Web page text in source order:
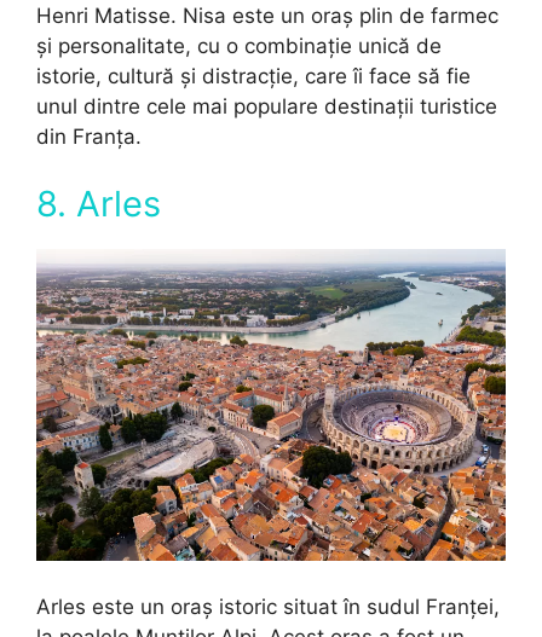
Henri Matisse. Nisa este un oraș plin de farmec
și personalitate, cu o combinație unică de
istorie, cultură și distracție, care îi face să fie
unul dintre cele mai populare destinații turistice
din Franța.
8. Arles
Arles este un oraș istoric situat în sudul Franței,